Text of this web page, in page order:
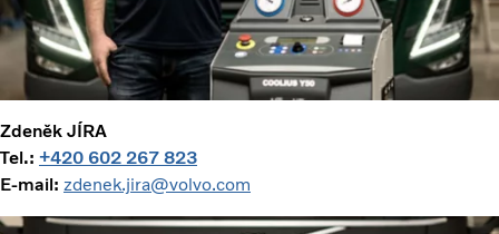
Zdeněk JÍRA
Tel.: +420 602 267 823
E-mail: zdenek.jira@volvo.com